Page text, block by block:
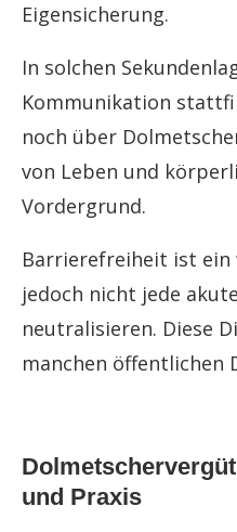
Eigensicherung.
In solchen
Kommunikation
noch über
von Leben und
Vordergrund.
Barrierefreiheit ist ein
jedoch nicht jede
neutralisieren. Diese
manchen öffentlichen
und Praxis